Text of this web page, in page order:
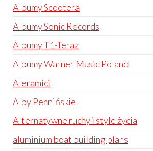
Albumy Scootera
Albumy Sonic Records
Albumy T1-Teraz
Albumy Warner Music Poland
Aleramici
Alpy Pennińskie
Alternatywne ruchy i style życia
aluminium boat building plans